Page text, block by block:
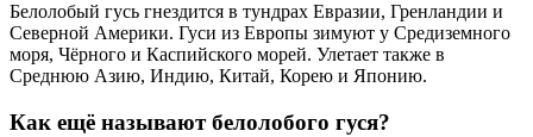
Белолобый гусь гнездится в тундрах Евразии, Гренландии и
Северной Америки. Гуси из Европы зимуют у Средиземного
моря, Чёрного и Каспийского морей. Улетает также в
Среднюю Азию, Индию, Китай, Корею и Японию.
Как ещё называют белолобого гуся?